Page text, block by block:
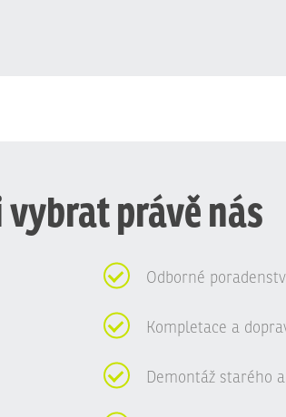
vybrat právě nás
Odborné
Kompletace a
Demontáž starého